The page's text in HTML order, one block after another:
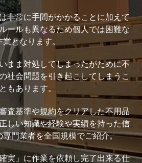
非常に手間がかかることに加えて
ールも異なるため個人では困難な
業となります。
まま対処してしまったがために不
社会問題を引き起こしてしまうこ
ともあります。
査基準や規約をクリアした不用品
しい知識や経験や実績を持った信
専門業者を全国規模でご紹介。
実」に作業を依頼し完了出来る仕